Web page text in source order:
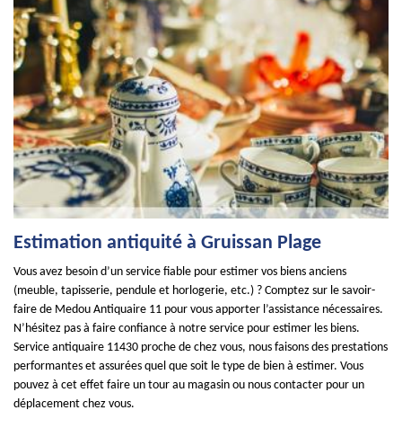
Estimation antiquité à Gruissan Plage
Vous avez besoin d’un service fiable pour estimer vos biens anciens
(meuble, tapisserie, pendule et horlogerie, etc.) ? Comptez sur le savoir-
faire de Medou Antiquaire 11 pour vous apporter l’assistance nécessaires.
N’hésitez pas à faire confiance à notre service pour estimer les biens.
Service antiquaire 11430 proche de chez vous, nous faisons des prestations
performantes et assurées quel que soit le type de bien à estimer. Vous
pouvez à cet effet faire un tour au magasin ou nous contacter pour un
déplacement chez vous.